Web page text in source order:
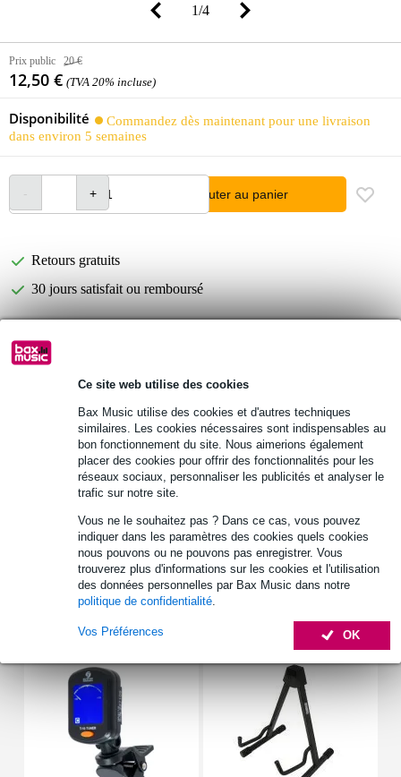
Ce site web utilise des cookies
Bax Music utilise des cookies et d'autres techniques
similaires. Les cookies nécessaires sont indispensables au
bon fonctionnement du site. Nous aimerions également
placer des cookies pour offrir des fonctionnalités pour les
réseaux sociaux, personnaliser les publicités et analyser le
trafic sur notre site.
Vous ne le souhaitez pas ? Dans ce cas, vous pouvez
indiquer dans les paramètres des cookies quels cookies
nous pouvons ou ne pouvons pas enregistrer. Vous
trouverez plus d'informations sur les cookies et l'utilisation
des données personnelles par Bax Music dans notre
politique de confidentialité.
OK
Vos Préférences
1/4
Prix public 20 €
12,50 € (TVA 20% incluse)
Disponibilité
Commandez dès maintenant pour une livraison
dans environ 5 semaines
Ajouter au panier
Retours gratuits
30 jours satisfait ou remboursé
Vous n'êtes pas sûr si le
pour guitare classique 1/2 - noir
Informations
Fazley Carrier B1CB
adaptée pour les modèles de format : 1/2
Afficher toutes les caractéristiques du produit
Accessoires (16)